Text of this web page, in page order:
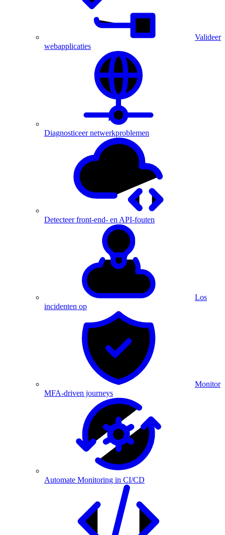
Valideer
webapplicaties
Diagnosticeer netwerkproblemen
Detecteer front-end- en API-fouten
Los
incidenten op
Monitor
MFA-driven journeys
Automate Monitoring in CI/CD